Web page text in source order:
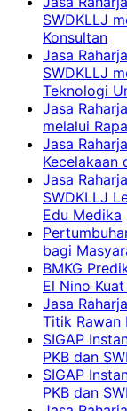
SWDKLLJ
Konsultan
Jasa
SWDKLLJ
Teknologi
Jasa
melalui
Jasa
Kecelakaan
Jasa
SWDKLLJ
Edu Medika
bagi
BMKG
El Nino
Jasa
Titik Rawan
SIGAP
PKB dan
SIGAP
PKB dan